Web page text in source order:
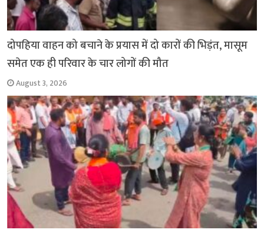
दोपहिया वाहन को बचाने के प्रयास में दो कारों की भिड़ंत, मासूम
समेत एक ही परिवार के चार लोगों की मौत
August 3, 2026